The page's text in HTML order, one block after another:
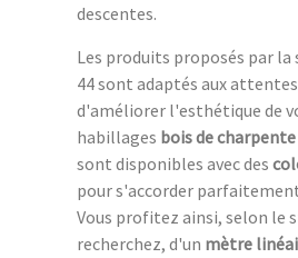
descentes.
Les produits proposés par la
44 sont adaptés aux
d'améliorer l'esthétique de
habillages bois de charpente
sont disponibles avec des
pour s'accorder
Vous profitez ainsi, selon le
recherchez, d'un mètre